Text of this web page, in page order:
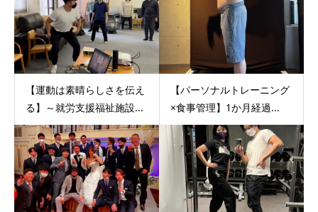
【運動は素晴らしさを伝え
る】～就労支援福祉施設...
【パーソナルトレーニング
×食事管理】1か月経過...